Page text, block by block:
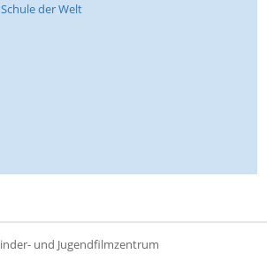
der Welt
und Jugendfilmzentrum